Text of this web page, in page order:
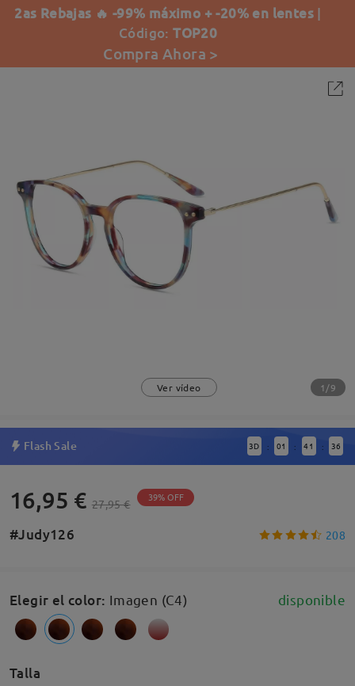
2as Rebajas 🔥 -99% máximo + -20% en lentes |
Código:TOP20
Compra Ahora >
Ver vídeo 1/9
Flash Sale 3D : 01 : 41 : 36
16,95 € 27,95 € 39% OFF
#Judy126 208
Elegir el color: Imagen (C4) disponible
Talla